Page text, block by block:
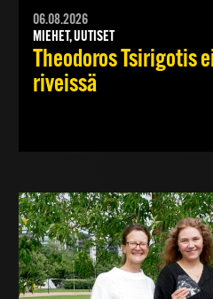
06.08.2026
MIEHET, UUTISET
Theodoros Tsirigotis
riveissä